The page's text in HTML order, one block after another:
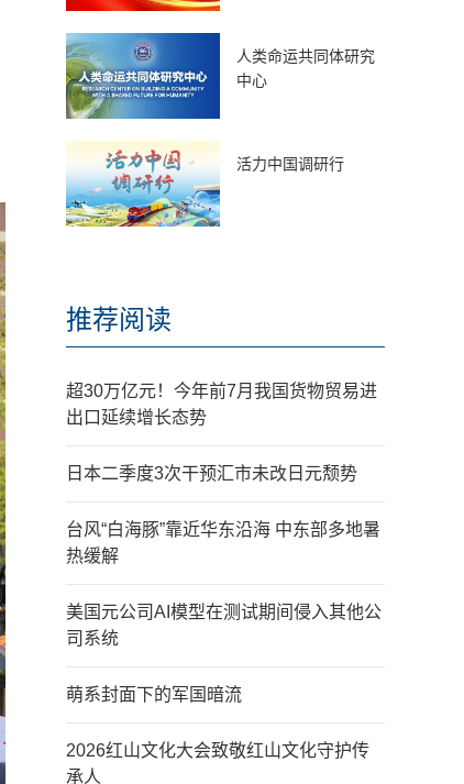
人类命运共同体研究
中心
活力中国调研行
推荐阅读
超30万亿元！今年前7月我国货物贸易进
出口延续增长态势
日本二季度3次干预汇市未改日元颓势
台风“白海豚”靠近华东沿海 中东部多地暑
热缓解
美国元公司AI模型在测试期间侵入其他公
司系统
萌系封面下的军国暗流
2026红山文化大会致敬红山文化守护传
承人